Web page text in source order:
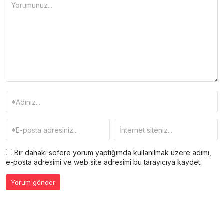
Bir dahaki sefere yorum yaptığımda kullanılmak üzere adımı,
e-posta adresimi ve web site adresimi bu tarayıcıya kaydet.